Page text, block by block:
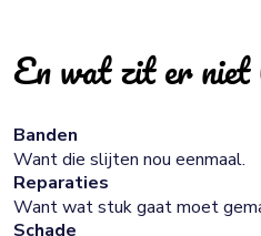
En wat zit er niet
Banden
Want die slijten nou eenmaal.
Reparaties
Want wat stuk gaat moet
Schade